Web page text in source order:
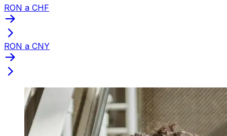
RON a CHF
RON a CNY